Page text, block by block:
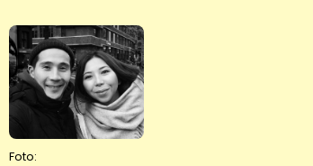
Foto: